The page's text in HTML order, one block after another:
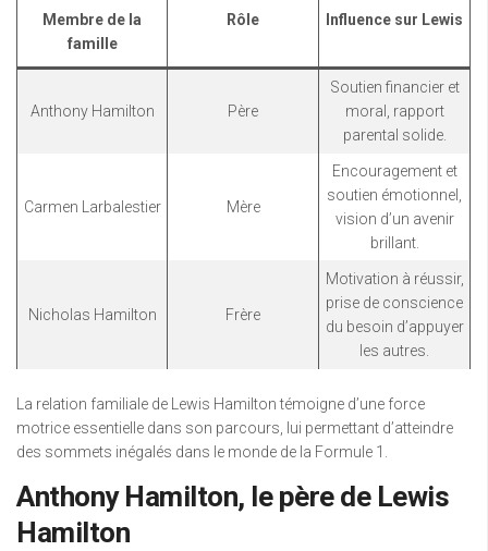
Membre de la
famille
Rôle Influence sur Lewis
Anthony Hamilton Père
Soutien financier et
moral, rapport
parental solide.
Carmen Larbalestier Mère
Encouragement et
soutien émotionnel,
vision d’un avenir
brillant.
Nicholas Hamilton Frère
Motivation à réussir,
prise de conscience
du besoin d’appuyer
les autres.
La relation familiale de Lewis Hamilton témoigne d’une force
motrice essentielle dans son parcours, lui permettant d’atteindre
des sommets inégalés dans le monde de la Formule 1.
Anthony Hamilton, le père de Lewis
Hamilton